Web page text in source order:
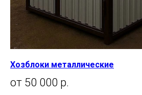
Хозблоки металлические
от 50 000 р.